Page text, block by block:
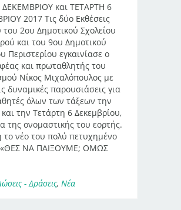
ΔΕΚΕΜΒΡΙΟΥ και ΤΕΤΑΡΤΗ 6
2017 Τις δύο Εκθέσεις
του 2ου Δημοτικού Σχολείου
και του 9ου Δημοτικού
Περιστερίου εγκαινίασε ο
και πρωταθλητής του
Νίκος Μιχαλόπουλος με
δυναμικές παρουσιάσεις για
όλων των τάξεων την
την Τετάρτη 6 Δεκεμβρίου,
της ονομαστικής του εορτής.
νέο του πολύ πετυχημένο
«ΘΕΣ ΝΑ ΠΑΙΞΟΥΜΕ; ΟΜΩΣ
- Δράσεις, Νέα